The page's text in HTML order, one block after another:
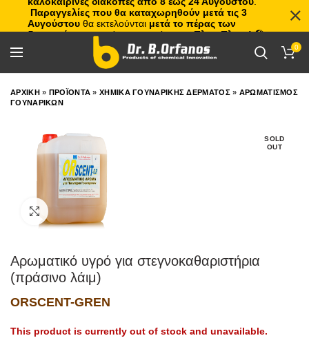
0
ΑΡΧΙΚΗ» ΠΡΟΪΟΝΤΑ »ΧΗΜΙΚΑ ΓΟΥΝΑΡΙΚΗΣ ΔΕΡΜΑΤΟΣ » ΑΡΩΜΑΤΙΣΜΟΣ
ΓΟΥΝΑΡΙΚΩΝ
SOLD
OUT
Click to enlarge
Αρωματικό υγρό για στεγνοκαθαριστήρια
(πράσινο λάιμ)
ORSCENT-GREN
This product is currently out of stock and unavailable.
Παραγγελίες που θα καταχωρηθούν μετά τις 3
Αυγούστου θα εκτελούνται μετά το πέρας των
διακοπών, με σειρά προτεραιότητας.Πλιτς Πλατς!🏖️🌊